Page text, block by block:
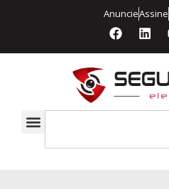
AnuncieAssine